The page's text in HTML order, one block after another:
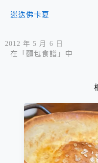
迷迭佛卡夏
2012 年 5 月 6 日
在「麵包食譜」中